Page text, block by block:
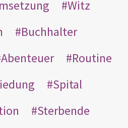
Witz
Buchhalter
Abenteuer
Routine
Spital
Sterbende